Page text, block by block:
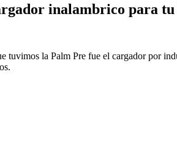
inalambrico para
tuvimos la Palm Pre fue el cargador por